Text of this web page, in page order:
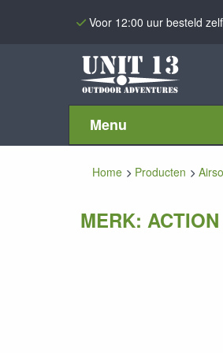
Voor 12:00 uur besteld
Menu
Home Producten
MERK: